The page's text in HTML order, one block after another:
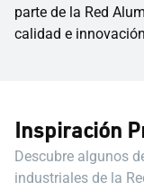
parte de la Red
calidad e
Inspiración
Descubre algunos
industriales de la